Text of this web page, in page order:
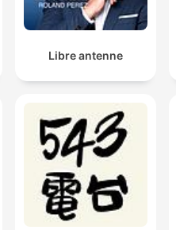
Libre antenne